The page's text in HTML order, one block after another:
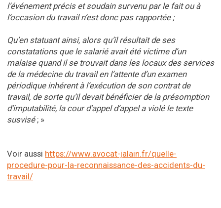
l’événement précis et soudain survenu par le fait ou à
l’occasion du travail n’est donc pas rapportée ;
Qu’en statuant ainsi, alors qu’il résultait de ses
constatations que le salarié avait été victime d’un
malaise quand il se trouvait dans les locaux des services
de la médecine du travail en l’attente d’un examen
périodique inhérent à l’exécution de son contrat de
travail, de sorte qu’il devait bénéficier de la présomption
d’imputabilité, la cour d’appel d’appel a violé le texte
susvisé; »
Voir aussi https://www.avocat-jalain.fr/quelle-
procedure-pour-la-reconnaissance-des-accidents-du-
travail/